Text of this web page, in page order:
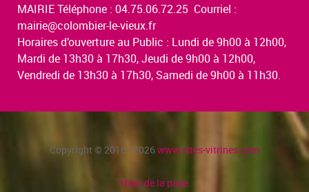
MAIRIE Téléphone : 04.75.06.72.25 Courriel :
mairie@colombier-le-vieux.fr
Horaires d’ouverture au Public : Lundi de 9h00 à 12h00,
Mardi de 13h30 à 17h30, Jeudi de 9h00 à 12h00,
Vendredi de 13h30 à 17h30, Samedi de 9h00 à 11h30.
Copyright © 2016 - 2026www.sites-vitrines.com
Haut de la page